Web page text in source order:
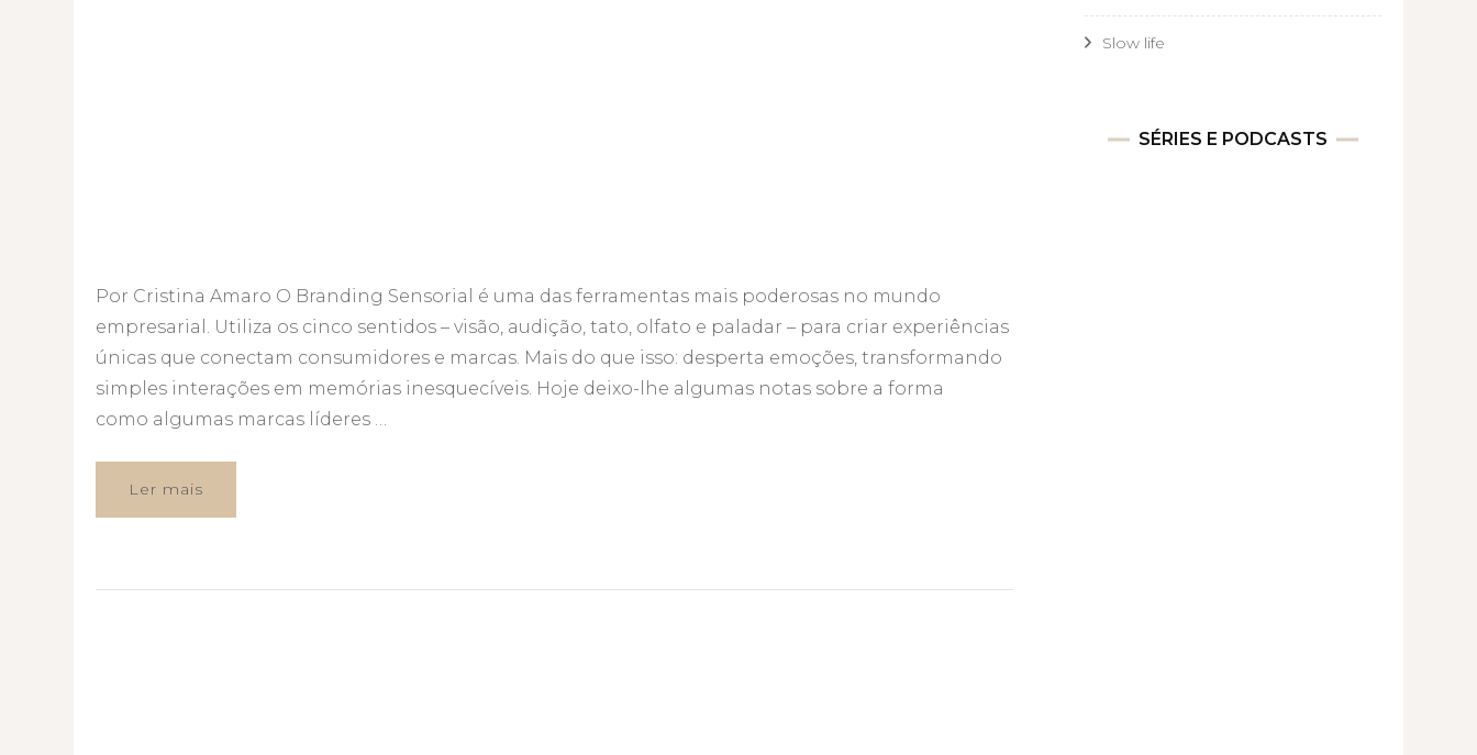
Por Cristina Amaro O Branding Sensorial é uma das ferramentas mais poderosas no mundo
empresarial. Utiliza os cinco sentidos – visão, audição, tato, olfato e paladar – para criar experiências
únicas que conectam consumidores e marcas. Mais do que isso: desperta emoções, transformando
simples interações em memórias inesquecíveis. Hoje deixo-lhe algumas notas sobre a forma
como algumas marcas líderes …
Ler mais
Slow life
SÉRIES E PODCASTS